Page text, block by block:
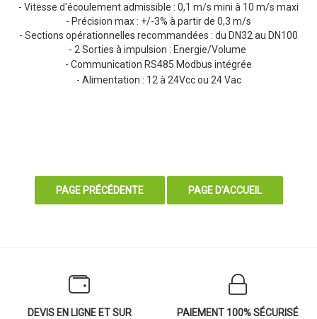
- Vitesse d'écoulement admissible : 0,1 m/s mini à 10 m/s maxi
- Précision max : +/-3% à partir de 0,3 m/s
- Sections opérationnelles recommandées : du DN32 au DN100
- 2 Sorties à impulsion : Energie/Volume
- Communication RS485 Modbus intégrée
- Alimentation : 12 à 24Vcc ou 24 Vac
DEVIS EN LIGNE ET SUR
PAIEMENT 100% SÉCURISÉ